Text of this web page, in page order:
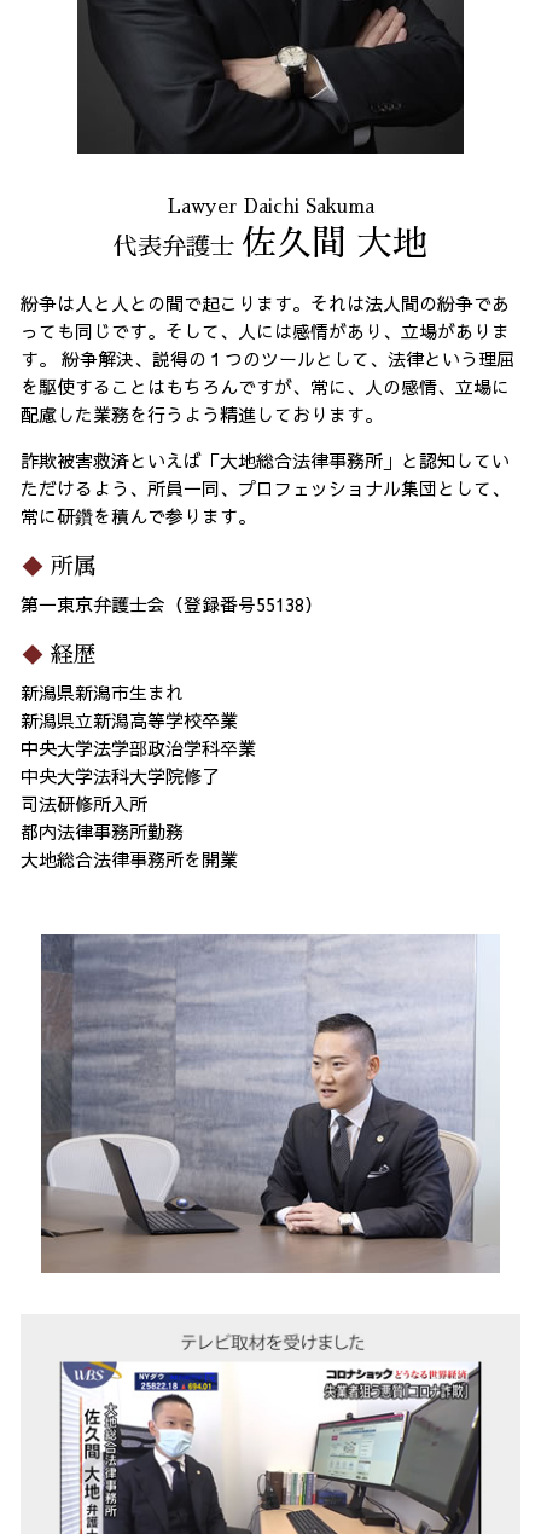
リーガルチェック 全国 弁護士
任意整理 全国 相談
Lawyer Daichi Sakuma
代表弁護士 佐久間 大地
紛争は人と人との間で起こります。それは法人間の紛争であ
っても同じです。そして、人には感情があり、立場がありま
す。 紛争解決、説得の１つのツールとして、法律という理屈
を駆使することはもちろんですが、常に、人の感情、立場に
配慮した業務を行うよう精進しております。
詐欺被害救済といえば「大地総合法律事務所」と認知してい
ただけるよう、所員一同、プロフェッショナル集団として、
常に研鑽を積んで参ります。
所属
第一東京弁護士会（登録番号55138）
経歴
新潟県新潟市生まれ
新潟県立新潟高等学校卒業
中央大学法学部政治学科卒業
中央大学法科大学院修了
司法研修所入所
都内法律事務所勤務
大地総合法律事務所を開業